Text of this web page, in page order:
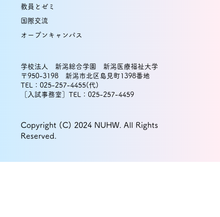
教員とゼミ
国際交流
オープンキャンパス
学校法人 新潟総合学園 新潟医療福祉大学
〒950-3198 新潟市北区島見町1398番地
TEL：025-257-4455(代)
［入試事務室］TEL：025-257-4459
Copyright (C) 2024 NUHW. All Rights
Reserved.